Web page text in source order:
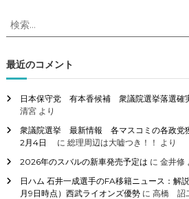
検
索
象
:
最近のコメント
日本保守党 有本香候補 衆議院選挙落選
清宮より
衆議院選挙 最新情報 各マスコミの各政
2月4日
に 総理周辺は大嘘つき！！ より
2026年のスバルの新車発売予定は に 金井修
日ハム 石井一成選手のFA移籍ニュース：解
月9日時点）西武ライオンズ優勢に 高橋 詔